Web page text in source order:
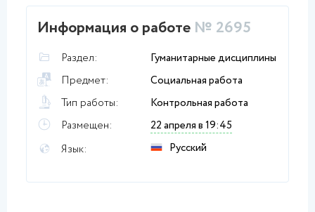
Информация о работе № 2695
Раздел:
Гуманитарные дисциплины
Предмет:
Социальная работа
Тип работы:
Контрольная работа
Размещен:
22 апреля в 19:45
Язык:
Русский